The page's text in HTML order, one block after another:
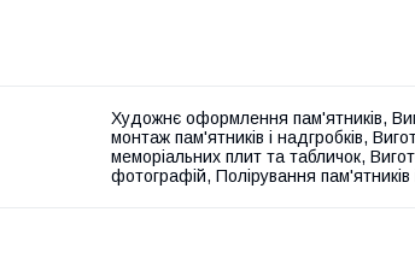
Художнє оформлення пам'ятників,
монтаж пам'ятників і надгробків,
меморіальних плит та табличок,
фотографій, Полірування пам'ятників